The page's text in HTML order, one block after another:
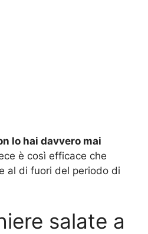
lo hai davvero mai
è così efficace che
al di fuori del periodo di
salate a